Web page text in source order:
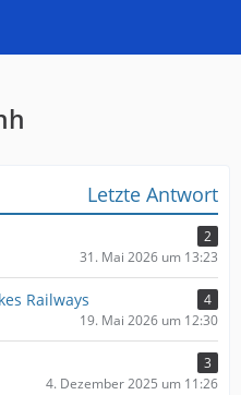
Letzte Antwort
2
31. Mai 2026 um 13:23
Railways
4
19. Mai 2026 um 12:30
3
4. Dezember 2025 um 11:26